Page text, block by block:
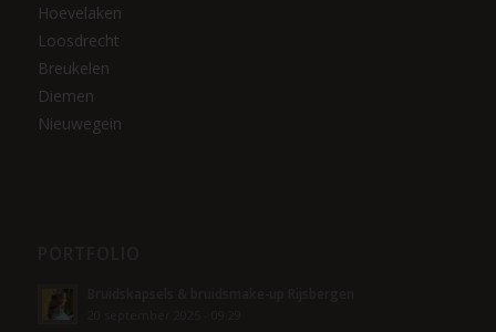
Hoevelaken
Loosdrecht
Breukelen
Diemen
Nieuwegein